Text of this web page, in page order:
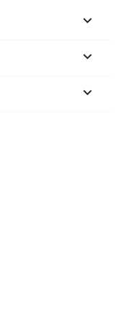


